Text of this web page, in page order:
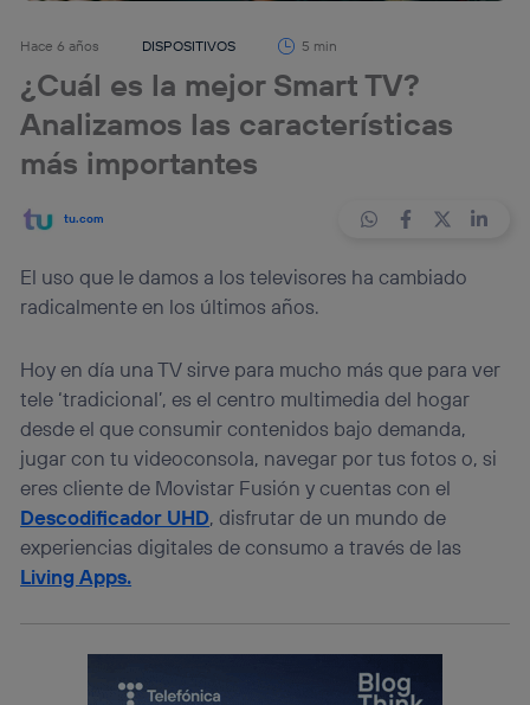
Hace 6 años DISPOSITIVOS 5 min
¿Cuál es la mejor Smart TV?
Analizamos las características
más importantes
tu.com
El uso que le damos a los televisores ha cambiado
radicalmente en los últimos años.
Hoy en día una TV sirve para mucho más que para ver
tele ‘tradicional’, es el centro multimedia del hogar
desde el que consumir contenidos bajo demanda,
jugar con tu videoconsola, navegar por tus fotos o, si
eres cliente de Movistar Fusión y cuentas con el
Descodificador UHD, disfrutar de un mundo de
experiencias digitales de consumo a través de las
Living Apps.